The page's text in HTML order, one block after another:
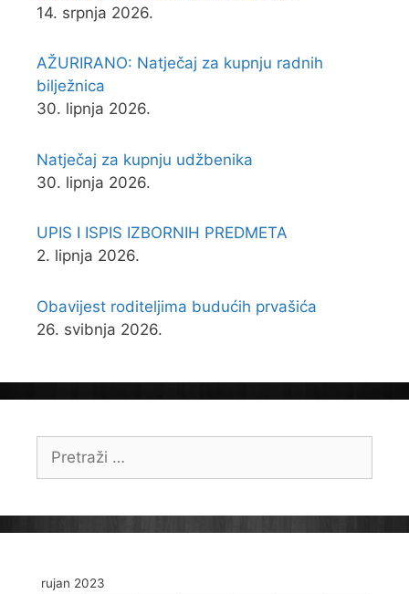
14. srpnja 2026.
AŽURIRANO: Natječaj za kupnju radnih
bilježnica
30. lipnja 2026.
Natječaj za kupnju udžbenika
30. lipnja 2026.
UPIS I ISPIS IZBORNIH PREDMETA
2. lipnja 2026.
Obavijest roditeljima budućih prvašića
26. svibnja 2026.
rujan 2023